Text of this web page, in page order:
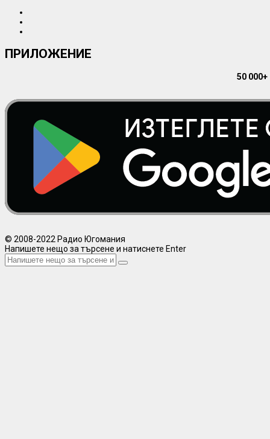
ПРИЛОЖЕНИЕ
50
© 2008-2022 Радио Югомания
Напишете нещо за търсене и натиснете Enter